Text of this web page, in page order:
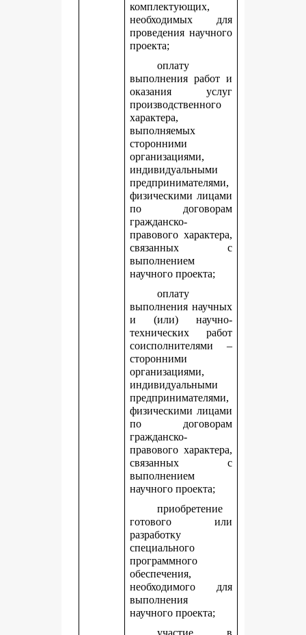
комплектующих,
необходимых для
проведения научного
проекта;
оплату
выполнения работ и
оказания услуг
производственного
характера,
выполняемых
сторонними
организациями,
индивидуальными
предпринимателями,
физическими лицами
по договорам
гражданско-
правового характера,
связанных с
выполнением
научного проекта;
оплату
выполнения научных
и (или) научно-
технических работ
соисполнителями –
сторонними
организациями,
индивидуальными
предпринимателями,
физическими лицами
по договорам
гражданско-
правового характера,
связанных с
выполнением
научного проекта;
приобретение
готового или
разработку
специального
программного
обеспечения,
необходимого для
выполнения
научного проекта;
участие в